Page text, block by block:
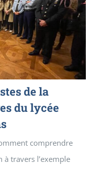
de la
du lycée
comprendre
à travers l’exemple